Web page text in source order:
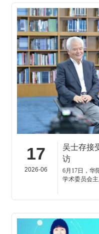
17
2026-06
吴士存接
访
6月17日，华
学术委员会